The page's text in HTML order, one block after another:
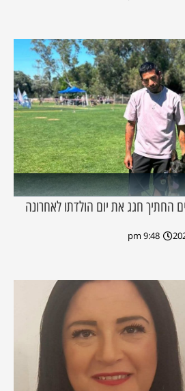
החתיך חגג את יום הולדתו לאחרונה
9:48 pm